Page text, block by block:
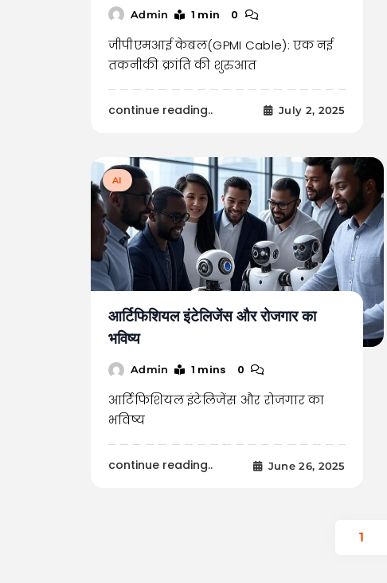
Admin 1 min 0
जीपीएमआई केबल(GPMI Cable): एक नई
तकनीकी क्रांति की शुरुआत
continue reading.. July 2, 2025
AI
आर्टिफिशियल इंटेलिजेंस और रोजगार का
भविष्य
Admin 1 mins 0
आर्टिफिशियल इंटेलिजेंस और रोजगार का
भविष्य
continue reading.. June 26, 2025
1